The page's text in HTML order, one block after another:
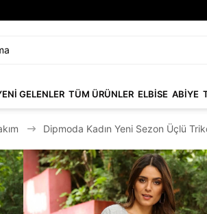
GELENLER TÜM ÜRÜNLER ELBİSE ABİYE
Dipmoda Kadın Yeni Sezon Üçlü